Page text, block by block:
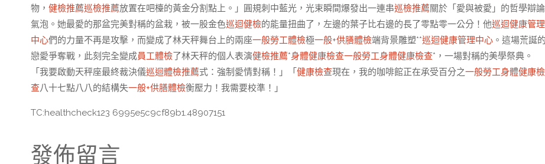
物， 健檢推薦巡檢推薦放置在吧檯的黃金分割點上。」圓規刺中藍光，光束瞬間爆發出一連串巡檢推薦關於「愛與被愛」的哲學辯論
氣泡。她最愛的那盆完美對稱的盆栽，被一股金色巡迴健檢的能量扭曲了，左邊的葉子比右邊的長了零點零一公分！他巡迴健康管理
中心們的力量不再是攻擊，而變成了林天秤舞台上的兩座一般勞工體檢極一般+供膳體檢端背景雕塑**巡迴健康管理中心 。這場荒誕的
戀愛爭奪戰，此刻完全變成員工體檢了林天秤的個人表演健檢推薦*身體健康檢查一般勞工身體健康檢查*，一場對稱的美學祭典。
「我要啟動天秤座最終裁決儀巡迴體檢推薦式：強制愛情對稱！」「 健康檢查現在，我的咖啡館正在承受百分之一般勞工身體健康檢
查八十七點八八的結構失一般+供膳體檢衡壓力！我需要校準！」
TC:healthcheck123 6995e5c9cf89b1.48907151
發佈留言